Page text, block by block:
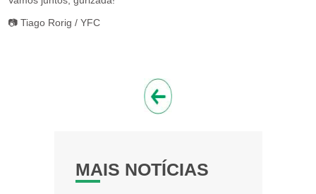
📷 Tiago Rorig / YFC
MAIS NOTÍCIAS